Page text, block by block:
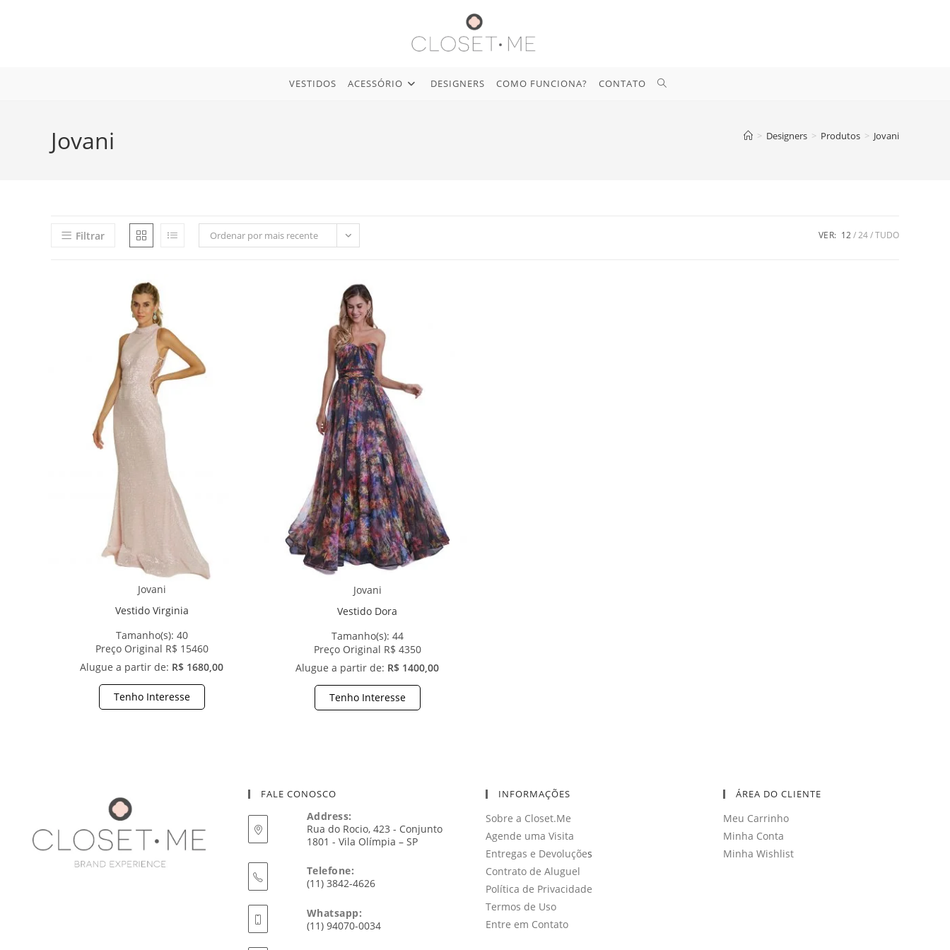
VESTIDOS ACESSÓRIO DESIGNERS COMO FUNCIONA? CONTATO ALTERNAR
Jovani > Designers > Produtos > Jovani
Filtrar Ordenar por mais recente VER: 12 24 TUDO
Jovani
Vestido Virginia
Tamanho(s): 40
Preço Original R$ 15460
Alugue a partir de: R$ 1680,00
Tenho Interesse
Jovani
Vestido Dora
Tamanho(s): 44
Preço Original R$ 4350
Alugue a partir de: R$ 1400,00
Tenho Interesse
FALE CONOSCO
Address:
Rua do Rocio, 423 - Conjunto
1801 - Vila Olímpia – SP
Telefone:
(11) 3842-4626
Whatsapp:
(11) 94070-0034
INFORMAÇÕES
Sobre a Closet.Me
Agende uma Visita
Entregas e Devoluções
Contrato de Aluguel
Política de Privacidade
Termos de Uso
Entre em Contato
ÁREA DO CLIENTE
Meu Carrinho
Minha Conta
Minha Wishlist